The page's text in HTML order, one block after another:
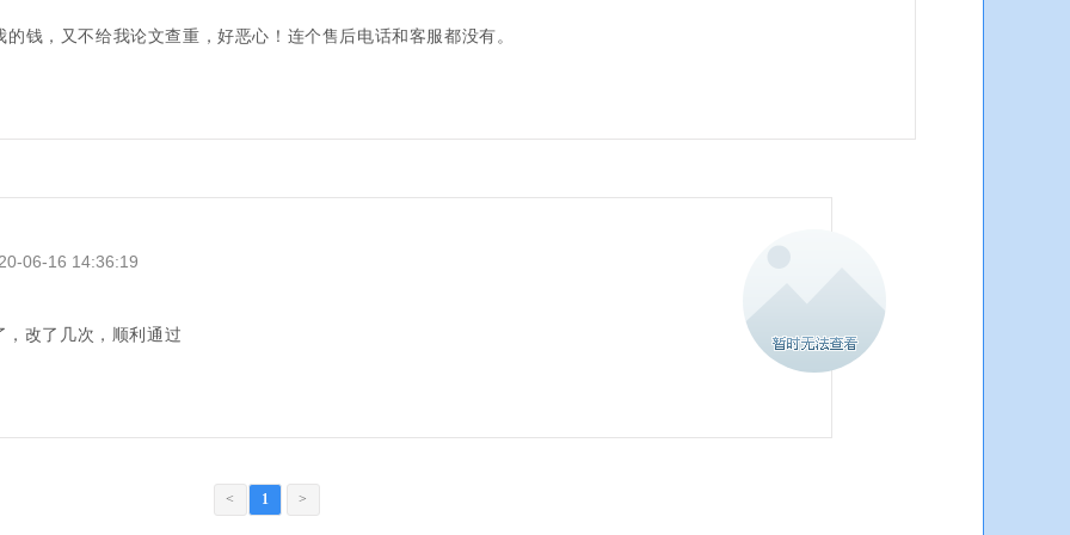
钱，又不给我论文查重，好恶心！连个售后电话和客服都没有。
06-16 14:36:19
改了几次，顺利通过
< 1 >